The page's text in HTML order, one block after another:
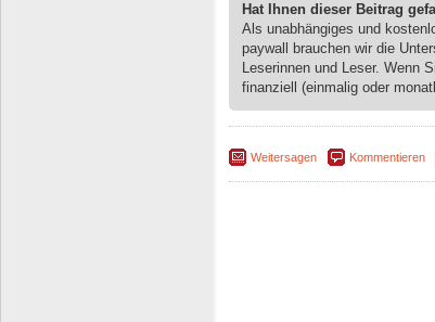
Hat Ihnen dieser Beitrag
Als unabhängiges und
paywall brauchen wir die
Leserinnen und Leser. Wenn
finanziell (einmalig oder
Weitersagen Kommentieren